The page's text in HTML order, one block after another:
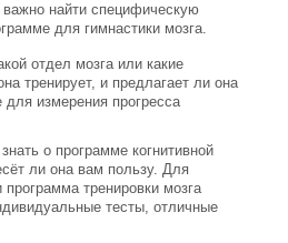
найти специфическую
для гимнастики мозга.
отдел мозга или какие
тренирует, и предлагает ли она
для измерения прогресса
о программе когнитивной
ли она вам пользу. Для
тренировки мозга
тесты, отличные